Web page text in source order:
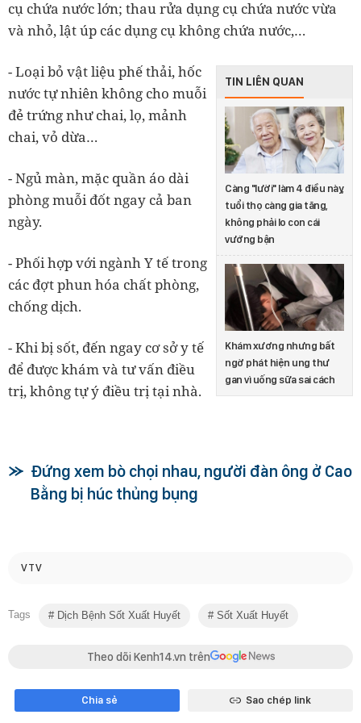
cụ chứa nước lớn; thau rửa dụng cụ chứa nước vừa
và nhỏ, lật úp các dụng cụ không chứa nước,…
TIN LIÊN QUAN
Càng "lười" làm 4 điều này,
tuổi thọ càng gia tăng,
không phải lo con cái
vướng bận
Khám xương nhưng bất
ngờ phát hiện ung thư
gan vì uống sữa sai cách
- Loại bỏ vật liệu phế thải, hốc
nước tự nhiên không cho muỗi
đẻ trứng như chai, lọ, mảnh
chai, vỏ dừa…
- Ngủ màn, mặc quần áo dài
phòng muỗi đốt ngay cả ban
ngày.
- Phối hợp với ngành Y tế trong
các đợt phun hóa chất phòng,
chống dịch.
- Khi bị sốt, đến ngay cơ sở y tế
để được khám và tư vấn điều
trị, không tự ý điều trị tại nhà.
Đứng xem bò chọi nhau, người đàn ông ở Cao
Bằng bị húc thủng bụng
VTV
Tags Dịch Bệnh Sốt Xuất Huyết Sốt Xuất Huyết
Theo dõi Kenh14.vn trên
Chia sẻ Sao chép link